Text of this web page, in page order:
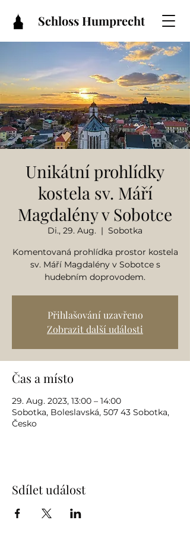
Schloss Humprecht
Unikátní prohlídky
kostela sv. Máří
Magdalény v Sobotce
Di., 29. Aug.
  |
Sobotka
Komentovaná prohlídka prostor kostela
sv. Máří Magdalény v Sobotce s
hudebním doprovodem.
Přihlašování uzavřeno
Zobrazit další události
Čas a místo
29. Aug. 2023, 13:00 – 14:00
Sobotka, Boleslavská, 507 43 Sobotka,
Česko
Sdílet událost